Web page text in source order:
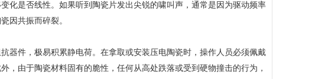
化是否线性。如果听到陶瓷片发出尖锐的啸叫声，通常是因为驱动频率
因共振而碎裂。
抗器件，极易积累静电荷。在拿取或安装压电陶瓷时，操作人员必须佩戴
，由于陶瓷材料固有的脆性，任何从高处跌落或受到硬物撞击的行为，